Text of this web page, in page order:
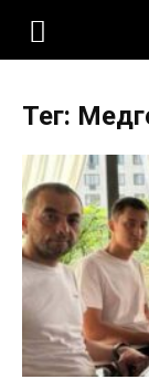
KLOOP.KG
Новости
Кыргызстана
Тег: